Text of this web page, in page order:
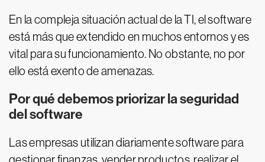
En la compleja situación actual de la TI, el software
está más que extendido en muchos entornos y es
vital para su funcionamiento. No obstante, no por
ello está exento de amenazas.
Por qué debemos priorizar la seguridad
del software
Las empresas utilizan diariamente software para